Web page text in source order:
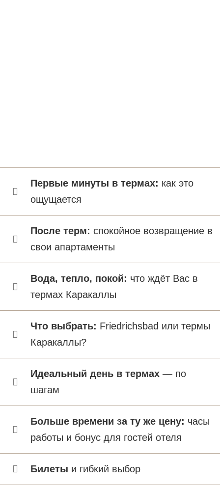
Первые минуты в термах: как это
ощущается
После терм: спокойное возвращение в
свои апартаменты
Вода, тепло, покой: что ждёт Вас в
термах Каракаллы
Что выбрать: Friedrichsbad или термы
Каракаллы?
Идеальный день в термах — по
шагам
Больше времени за ту же цену: часы
работы и бонус для гостей отеля
Билеты и гибкий выбор